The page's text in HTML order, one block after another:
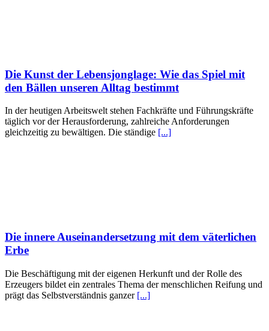
Die Kunst der Lebensjonglage: Wie das Spiel mit
den Bällen unseren Alltag bestimmt
In der heutigen Arbeitswelt stehen Fachkräfte und Führungskräfte
täglich vor der Herausforderung, zahlreiche Anforderungen
gleichzeitig zu bewältigen. Die ständige [...]
Die innere Auseinandersetzung mit dem väterlichen
Erbe
Die Beschäftigung mit der eigenen Herkunft und der Rolle des
Erzeugers bildet ein zentrales Thema der menschlichen Reifung und
prägt das Selbstverständnis ganzer [...]